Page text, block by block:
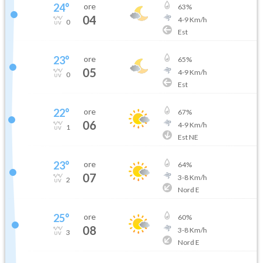
24°
0
ore
04
63%
4-9Km/h
Est
23°
0
ore
05
65%
4-9Km/h
Est
22°
1
ore
06
67%
4-9Km/h
Est NE
23°
2
ore
07
64%
3-8Km/h
Nord E
25°
3
ore
08
60%
3-8Km/h
Nord E